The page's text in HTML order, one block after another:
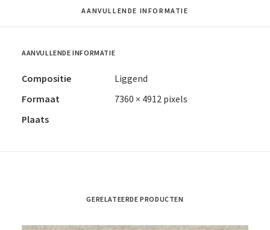
AANVULLENDE INFORMATIE
AANVULLENDE INFORMATIE
Compositie
Liggend
Formaat
7360 × 4912 pixels
Plaats
GERELATEERDE PRODUCTEN